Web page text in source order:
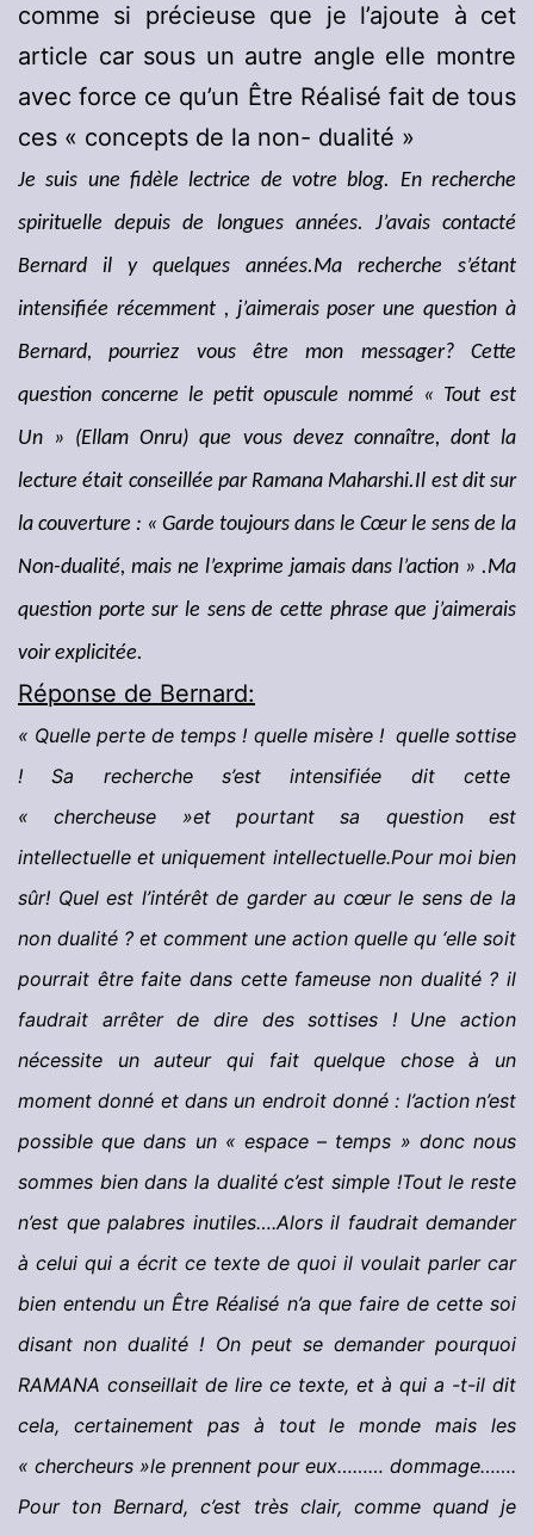
comme si précieuse que je l’ajoute à cet
article car sous un autre angle elle montre
avec force ce qu’un Être Réalisé fait de tous
ces « concepts de la non- dualité »
Je suis une fidèle lectrice de votre blog. En recherche
spirituelle depuis de longues années. J’avais contacté
Bernard il y quelques années.Ma recherche s’étant
intensifiée récemment , j’aimerais poser une question à
Bernard, pourriez vous être mon messager? Cette
question concerne le petit opuscule nommé « Tout est
Un » (Ellam Onru) que vous devez connaître, dont la
lecture était conseillée par Ramana Maharshi.Il est dit sur
la couverture : « Garde toujours dans le Cœur le sens de la
Non-dualité, mais ne l’exprime jamais dans l’action » .Ma
question porte sur le sens de cette phrase que j’aimerais
voir explicitée.
Réponse de Bernard:
« Quelle perte de temps ! quelle misère ! quelle sottise
! Sa recherche s’est intensifiée dit cette
« chercheuse »et pourtant sa question est
intellectuelle et uniquement intellectuelle.Pour moi bien
sûr! Quel est l’intérêt de garder au cœur le sens de la
non dualité ? et comment une action quelle qu ‘elle soit
pourrait être faite dans cette fameuse non dualité ? il
faudrait arrêter de dire des sottises ! Une action
nécessite un auteur qui fait quelque chose à un
moment donné et dans un endroit donné : l’action n’est
possible que dans un « espace – temps » donc nous
sommes bien dans la dualité c’est simple !Tout le reste
n’est que palabres inutiles….Alors il faudrait demander
à celui qui a écrit ce texte de quoi il voulait parler car
bien entendu un Être Réalisé n’a que faire de cette soi
disant non dualité ! On peut se demander pourquoi
RAMANA conseillait de lire ce texte, et à qui a -t-il dit
cela, certainement pas à tout le monde mais les
« chercheurs »le prennent pour eux……… dommage…….
Pour ton Bernard, c’est très clair, comme quand je